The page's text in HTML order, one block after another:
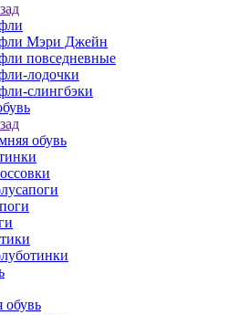
Мэри Джейн
повседневные
лодочки
слингбэки
обувь